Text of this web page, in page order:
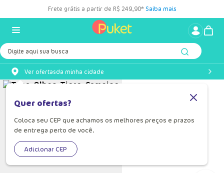
Frete grátis a partir de R$ 249,90* Saiba mais
Digite aqui sua busca
Ver ofertasda minha cidade
Quer ofertas?
Coloca seu CEP que achamos os melhores preços e prazos
de entrega perto de você.
Adicionar CEP